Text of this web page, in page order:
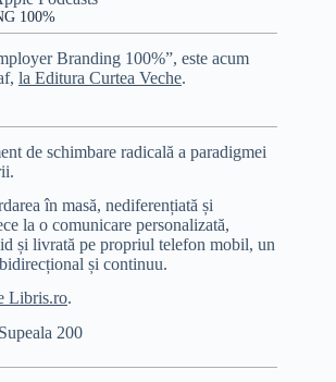
100%
Branding 100%”, este acum
la Editura Curtea Veche.
de schimbare radicală a paradigmei
în masă, nediferențiată și
la o comunicare personalizată,
și livrată pe propriul telefon mobil, un
și continuu.
Libris.ro.